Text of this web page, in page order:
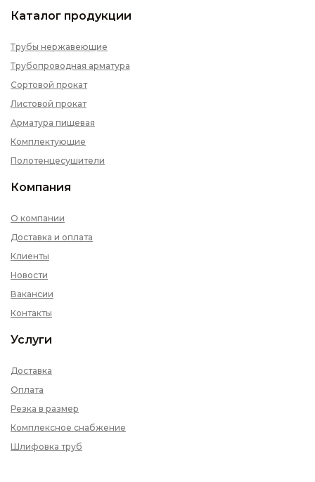
Каталог продукции
Трубы нержавеющие
Трубопроводная арматура
Сортовой прокат
Листовой прокат
Арматура пищевая
Комплектующие
Полотенцесушители
Компания
О компании
Доставка и оплата
Клиенты
Новости
Вакансии
Контакты
Услуги
Доставка
Оплата
Резка в размер
Комплексное снабжение
Шлифовка труб